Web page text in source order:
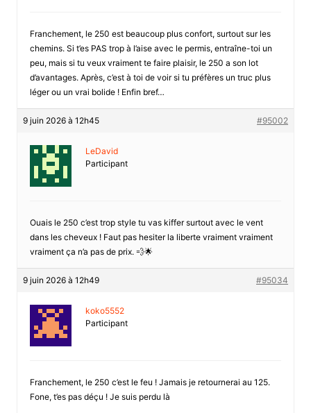
Franchement, le 250 est beaucoup plus confort, surtout sur les
chemins. Si t’es PAS trop à l’aise avec le permis, entraîne-toi un
peu, mais si tu veux vraiment te faire plaisir, le 250 a son lot
d’avantages. Après, c’est à toi de voir si tu préfères un truc plus
léger ou un vrai bolide ! Enfin bref…
9 juin 2026 à 12h45 #95002
LeDavid
Participant
Ouais le 250 c’est trop style tu vas kiffer surtout avec le vent
dans les cheveux ! Faut pas hesiter la liberte vraiment vraiment
vraiment ça n’a pas de prix. 💨🌟
9 juin 2026 à 12h49 #95034
koko5552
Participant
Franchement, le 250 c’est le feu ! Jamais je retournerai au 125.
Fone, t’es pas déçu ! Je suis perdu là